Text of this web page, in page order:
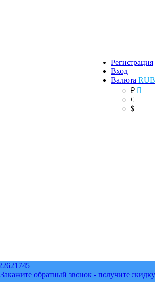
Регистрация
Вход
Валюта RUB
₽
€
$
Закажите обратный звонок - получите скидку